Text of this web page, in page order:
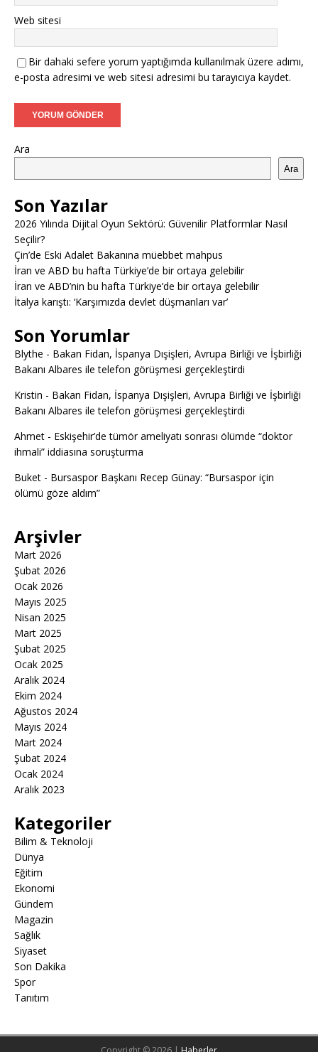
Web sitesi
Bir dahaki sefere yorum yaptığımda kullanılmak üzere adımı,
e-posta adresimi ve web sitesi adresimi bu tarayıcıya kaydet.
Ara
Ara
Son Yazılar
2026 Yılında Dijital Oyun Sektörü: Güvenilir Platformlar Nasıl
Seçilir?
Çin’de Eski Adalet Bakanına müebbet mahpus
İran ve ABD bu hafta Türkiye’de bir ortaya gelebilir
İran ve ABD’nin bu hafta Türkiye’de bir ortaya gelebilir
İtalya karıştı: ‘Karşımızda devlet düşmanları var’
Son Yorumlar
Blythe - Bakan Fidan, İspanya Dışişleri, Avrupa Birliği ve İşbirliği
Bakanı Albares ile telefon görüşmesi gerçekleştirdi
Kristin - Bakan Fidan, İspanya Dışişleri, Avrupa Birliği ve İşbirliği
Bakanı Albares ile telefon görüşmesi gerçekleştirdi
Ahmet - Eskişehir’de tümör ameliyatı sonrası ölümde “doktor
ihmali” iddiasına soruşturma
Buket - Bursaspor Başkanı Recep Günay: “Bursaspor için
ölümü göze aldım”
Arşivler
Mart 2026
Şubat 2026
Ocak 2026
Mayıs 2025
Nisan 2025
Mart 2025
Şubat 2025
Ocak 2025
Aralık 2024
Ekim 2024
Ağustos 2024
Mayıs 2024
Mart 2024
Şubat 2024
Ocak 2024
Aralık 2023
Kategoriler
Bilim & Teknoloji
Dünya
Eğitim
Ekonomi
Gündem
Magazin
Sağlık
Siyaset
Son Dakika
Spor
Tanıtım